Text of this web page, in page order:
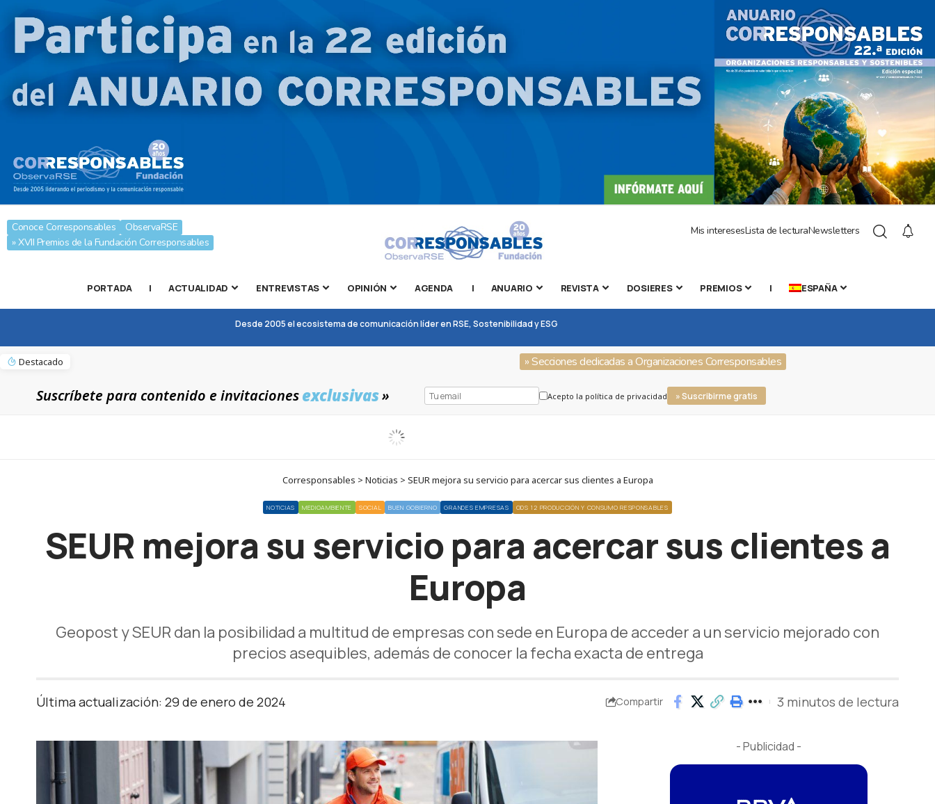
Conoce Corresponsables
ObservaRSE
» XVII Premios de la Fundación Corresponsables
Mis interesesLista de lecturaNewsletters
PORTADA | ACTUALIDAD ENTREVISTAS OPINIÓN AGENDA | ANUARIO REVISTA DOSIERES PREMIOS | ESPAÑA
Desde 2005 el ecosistema de comunicación líder en RSE, Sostenibilidad y ESG
Destacado » Secciones dedicadas a Organizaciones Corresponsables
Suscríbete para contenido e invitacionesexclusivas» Acepto la política de privacidad » Suscribirme gratis
Corresponsables > Noticias > SEUR mejora su servicio para acercar sus clientes a Europa
NOTICIAS MEDIOAMBIENTE SOCIAL BUEN GOBIERNO GRANDES EMPRESAS ODS 12 PRODUCCIÓN Y CONSUMO RESPONSABLES
SEUR mejora su servicio para acercar sus clientes a
Europa
Geopost y SEUR dan la posibilidad a multitud de empresas con sede en Europa de acceder a un servicio mejorado con
precios asequibles, además de conocer la fecha exacta de entrega
Última actualización: 29 de enero de 2024 Compartir 3 minutos de lectura
- Publicidad -